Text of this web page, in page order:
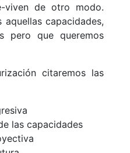
viven de otro modo.
capacidades,
pero que queremos
citaremos las
las capacidades